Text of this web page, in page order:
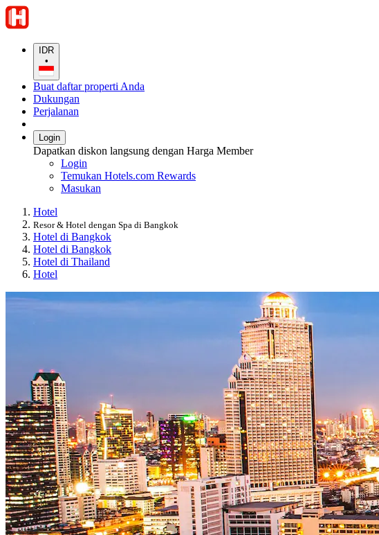
IDR
•
Buat daftar properti Anda
Dukungan
Perjalanan
Login
Dapatkan diskon langsung dengan Harga Member
Login
Temukan Hotels.com Rewards
Masukan
Hotel
Resor & Hotel dengan Spa di Bangkok
Hotel di Bangkok
Hotel di Bangkok
Hotel di Thailand
Hotel